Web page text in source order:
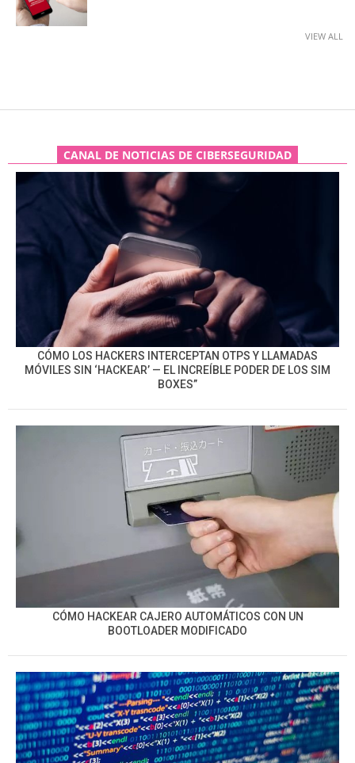
VIEW ALL
CANAL DE NOTICIAS DE CIBERSEGURIDAD
CÓMO LOS HACKERS INTERCEPTAN OTPS Y LLAMADAS
MÓVILES SIN ‘HACKEAR’ — EL INCREÍBLE PODER DE LOS SIM
BOXES”
CÓMO HACKEAR CAJERO AUTOMÁTICOS CON UN
BOOTLOADER MODIFICADO